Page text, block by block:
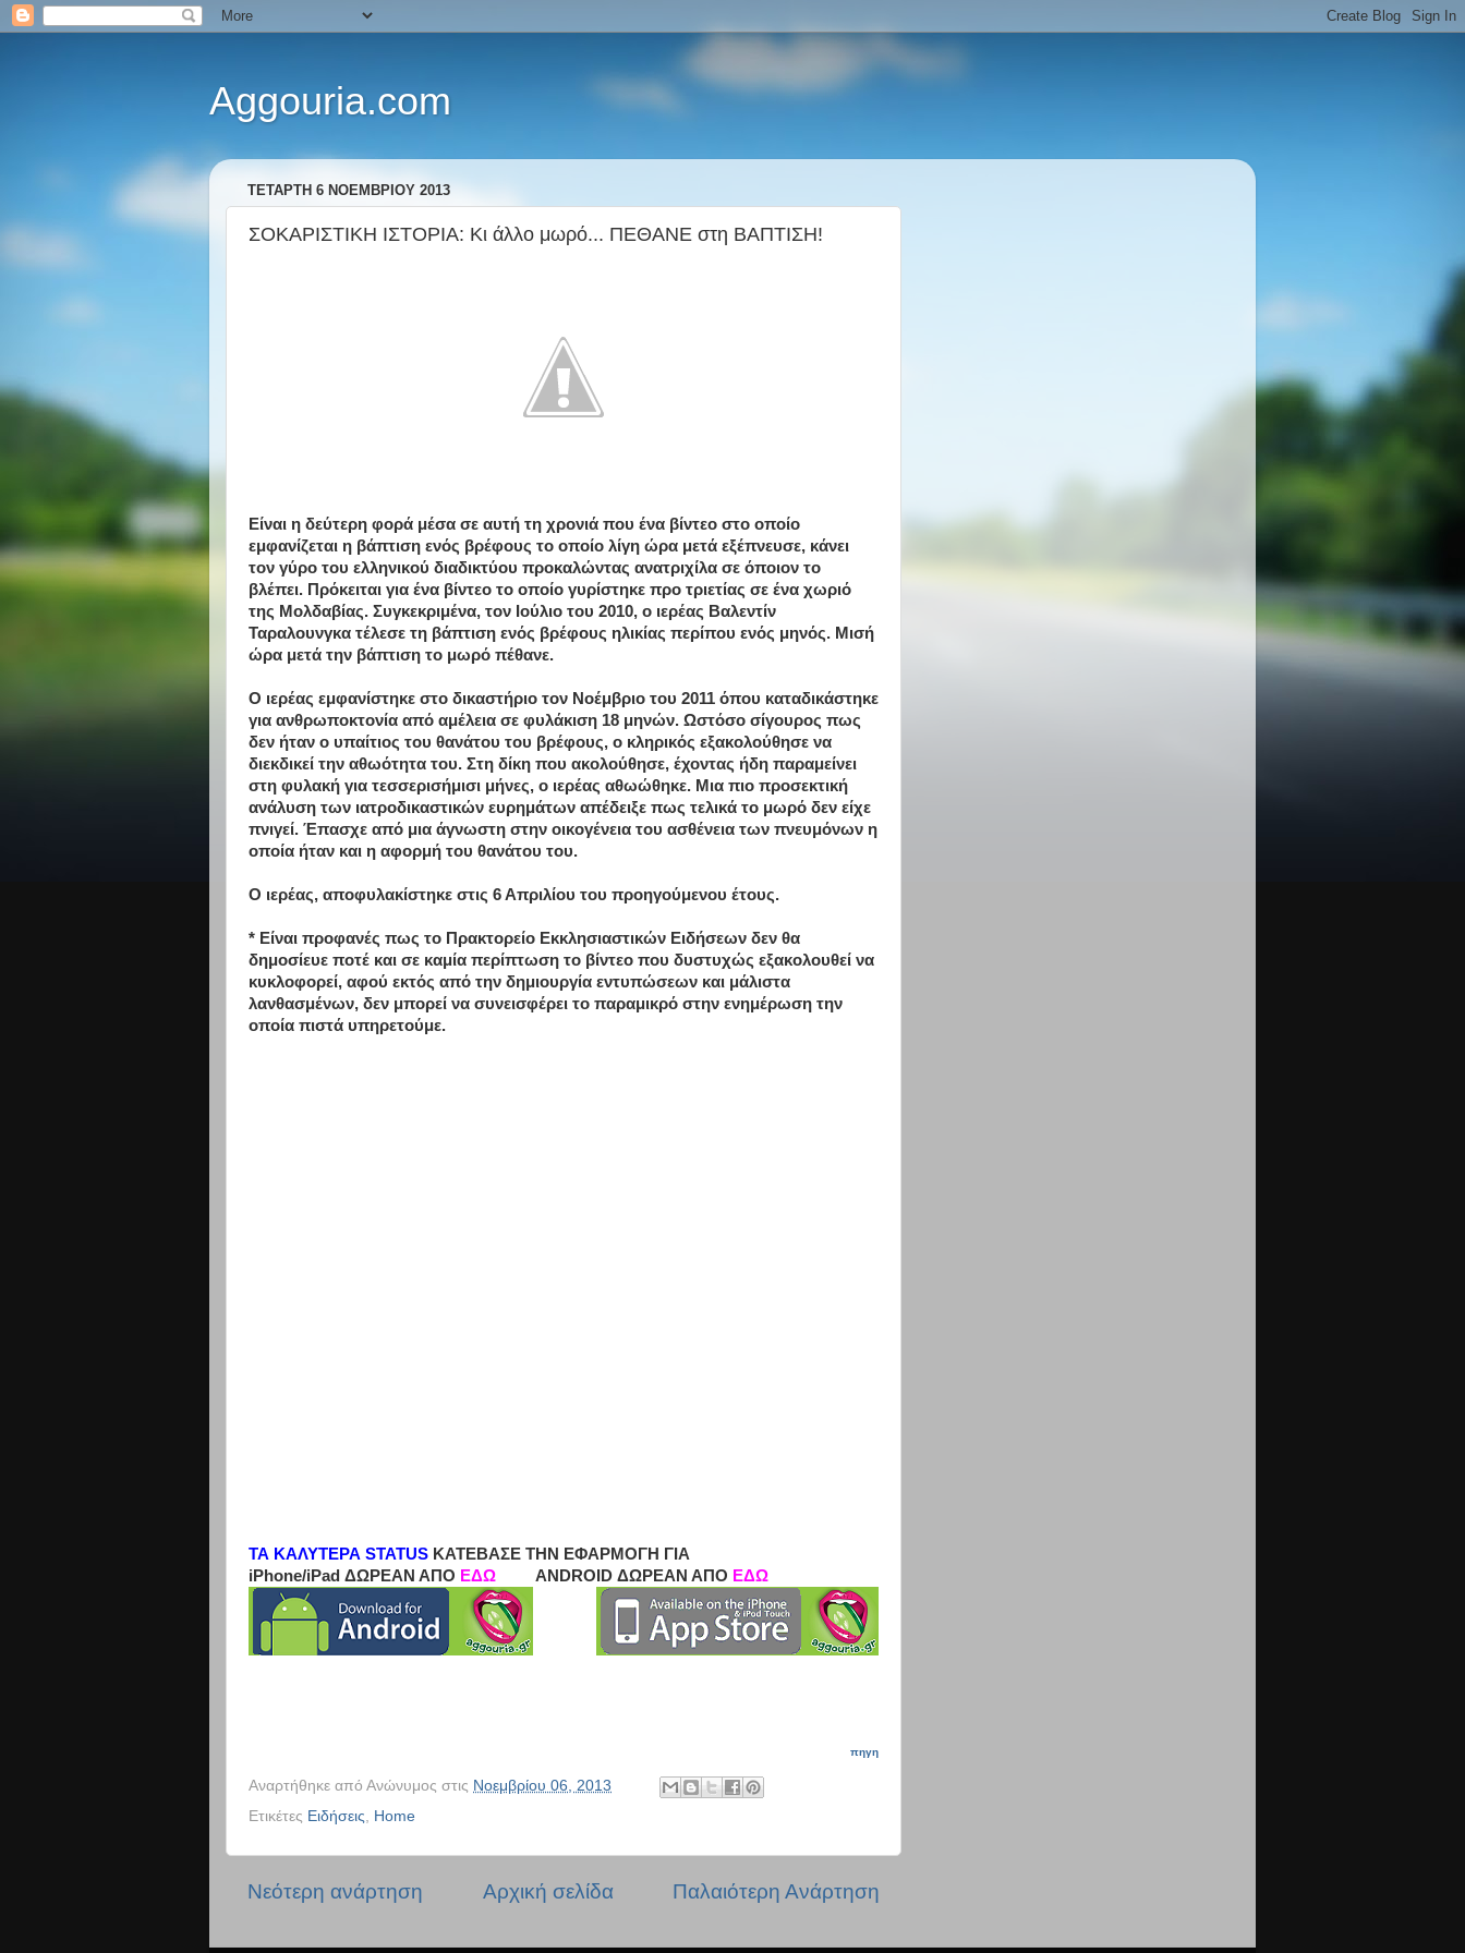
Aggouria.com
ΤΕΤΆΡΤΗ 6 ΝΟΕΜΒΡΊΟΥ 2013
ΣΟΚΑΡΙΣΤΙΚΗ ΙΣΤΟΡΙΑ: Kι άλλο μωρό... ΠΕΘΑΝΕ στη ΒΑΠΤΙΣΗ!
Είναι η δεύτερη φορά μέσα σε αυτή τη χρονιά που ένα βίντεο στο οποίο
εμφανίζεται η βάπτιση ενός βρέφους το οποίο λίγη ώρα μετά εξέπνευσε, κάνει
τον γύρο του ελληνικού διαδικτύου προκαλώντας ανατριχίλα σε όποιον το
βλέπει. Πρόκειται για ένα βίντεο το οποίο γυρίστηκε προ τριετίας σε ένα χωριό
της Μολδαβίας. Συγκεκριμένα, τον Ιούλιο του 2010, ο ιερέας Βαλεντίν
Ταραλουνγκα τέλεσε τη βάπτιση ενός βρέφους ηλικίας περίπου ενός μηνός. Μισή
ώρα μετά την βάπτιση το μωρό πέθανε.
Ο ιερέας εμφανίστηκε στο δικαστήριο τον Νοέμβριο του 2011 όπου καταδικάστηκε
για ανθρωποκτονία από αμέλεια σε φυλάκιση 18 μηνών. Ωστόσο σίγουρος πως
δεν ήταν ο υπαίτιος του θανάτου του βρέφους, ο κληρικός εξακολούθησε να
διεκδικεί την αθωότητα του. Στη δίκη που ακολούθησε, έχοντας ήδη παραμείνει
στη φυλακή για τεσσερισήμισι μήνες, ο ιερέας αθωώθηκε. Μια πιο προσεκτική
ανάλυση των ιατροδικαστικών ευρημάτων απέδειξε πως τελικά το μωρό δεν είχε
πνιγεί. Έπασχε από μια άγνωστη στην οικογένεια του ασθένεια των πνευμόνων η
οποία ήταν και η αφορμή του θανάτου του.
Ο ιερέας, αποφυλακίστηκε στις 6 Απριλίου του προηγούμενου έτους.
* Είναι προφανές πως το Πρακτορείο Εκκλησιαστικών Ειδήσεων δεν θα
δημοσίευε ποτέ και σε καμία περίπτωση το βίντεο που δυστυχώς εξακολουθεί να
κυκλοφορεί, αφού εκτός από την δημιουργία εντυπώσεων και μάλιστα
λανθασμένων, δεν μπορεί να συνεισφέρει το παραμικρό στην ενημέρωση την
οποία πιστά υπηρετούμε.
ΤΑ ΚΑΛΥΤΕΡΑ STATUS ΚΑΤΕΒΑΣΕ ΤΗΝ ΕΦΑΡΜΟΓΗ ΓΙΑ
iPhone/iPad ΔΩΡΕΑΝ ΑΠΟ ΕΔΩ ANDROID ΔΩΡΕΑΝ ΑΠΟ ΕΔΩ
πηγη
Αναρτήθηκε από Ανώνυμος στις Νοεμβρίου 06, 2013
Ετικέτες Ειδήσεις Home
Νεότερη ανάρτηση Παλαιότερη Ανάρτηση
Αρχική σελίδα